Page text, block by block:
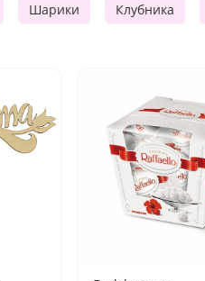
Шарики Клубника